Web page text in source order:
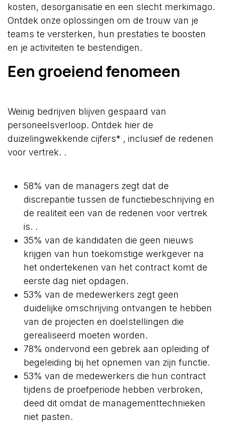
kosten, desorganisatie en een slecht merkimago.
Ontdek onze oplossingen om de trouw van je
teams te versterken, hun prestaties te boosten
en je activiteiten te bestendigen.
Een groeiend fenomeen
Weinig bedrijven blijven gespaard van
personeelsverloop. Ontdek hier de
duizelingwekkende cijfers* , inclusief de redenen
voor vertrek. .
58% van de managers zegt dat de
discrepantie tussen de functiebeschrijving en
de realiteit een van de redenen voor vertrek
is. .
35% van de kandidaten die geen nieuws
krijgen van hun toekomstige werkgever na
het ondertekenen van het contract komt de
eerste dag niet opdagen.
53% van de medewerkers zegt geen
duidelijke omschrijving ontvangen te hebben
van de projecten en doelstellingen die
gerealiseerd moeten worden.
78% ondervond een gebrek aan opleiding of
begeleiding bij het opnemen van zijn functie.
53% van de medewerkers die hun contract
tijdens de proefperiode hebben verbroken,
deed dit omdat de managementtechnieken
niet pasten.